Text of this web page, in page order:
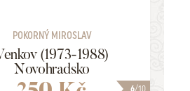
6/10
POKORNÝ MIROSLAV
(1973-1988)
Novohradsko